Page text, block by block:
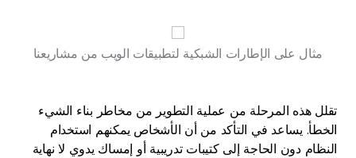
مثال على الإطارات الشبكية لتطبيقات الويب من مشاريعنا
تقلل هذه المرحلة من عملية التطوير من مخاطر بناء الشيء
الخطأ. يساعد في التأكد من أن الأشخاص يمكنهم استخدام
النظام دون الحاجة إلى كتيبات تدريبية أو إمساك يدوي لا نهاية